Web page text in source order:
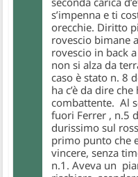
s’impenna e ti
orecchie. Diritto
rovescio bimane
rovescio in back
non si alza da
caso è stato n. 8
ha c’è da dire che
combattente. Al
fuori Ferrer , n.5
durissimo sul
primo punto che
vincere, senza
n.1. Aveva un